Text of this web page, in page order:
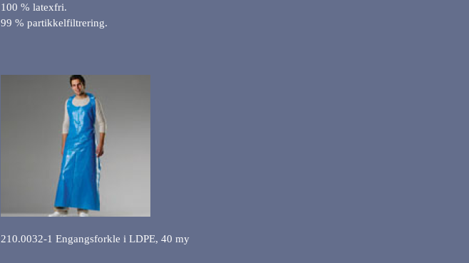
100 % latexfri.
99 % partikkelfiltrering.
210.0032-1 Engangsforkle i LDPE, 40 my